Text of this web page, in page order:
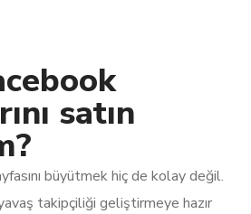
satın
büyütmek hiç de kolay değil.
takipçiliği geliştirmeye hazır